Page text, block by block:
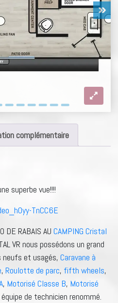
complémentaire
superbe vue!!!!
TnCC6E
DE RABAIS AU CAMPING Cristal
VR nous possédons un grand
neufs et usagés, Caravane à
, Roulotte de parc, fifth wheels,
, Motorisé Classe B, Motorisé
de technicien renommé.